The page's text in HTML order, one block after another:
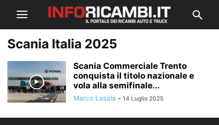
Scania Italia 2025
Scania Commerciale Trento
conquista il titolo nazionale e
vola alla semifinale...
Marco Lasala - 14 Luglio 2025